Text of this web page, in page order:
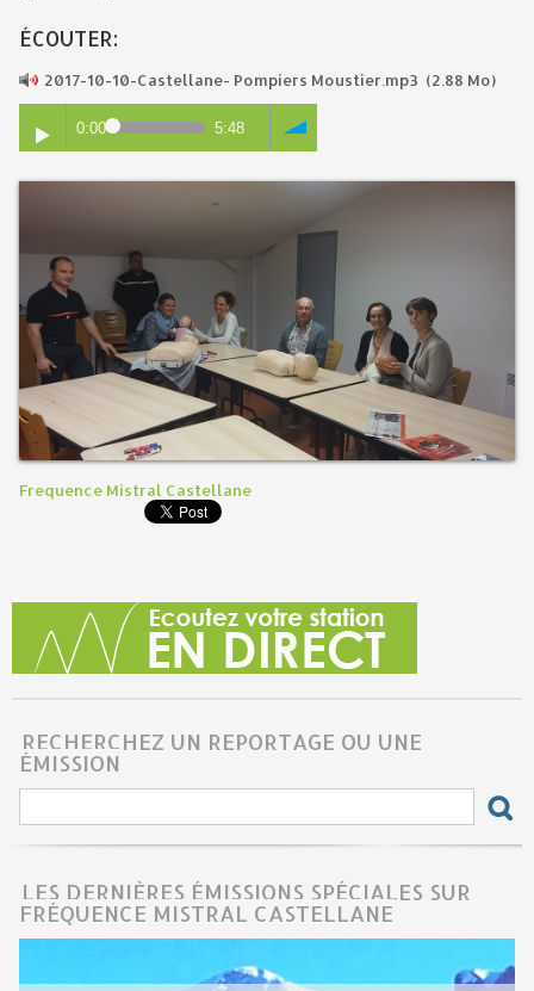
ÉCOUTER:
2017-10-10-Castellane- Pompiers Moustier.mp3 (2.88 Mo)
0:00 5:48
Frequence Mistral Castellane
RECHERCHEZ UN REPORTAGE OU UNE
ÉMISSION
LES DERNIÈRES ÉMISSIONS SPÉCIALES SUR
FRÉQUENCE MISTRAL CASTELLANE